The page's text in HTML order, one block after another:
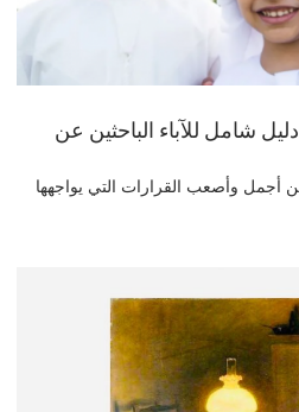
شامل للآباء الباحثين عن
أجمل وأصعب القرارات التي يواجهها